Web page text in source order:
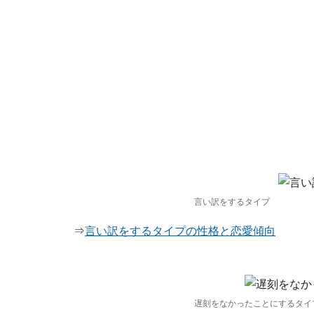
言い訳をするタイプ
⇒言い訳をするタイプの性格と恋愛傾向
遅刻をなかったことにするタイ